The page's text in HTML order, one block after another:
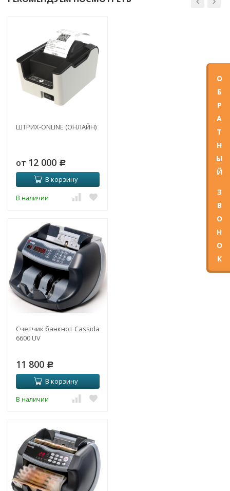
ШТРИХ-ONLINE (ОНЛАЙН)
от 12 000 Р
В корзину
В наличии
Счетчик банкнот Cassida
6600 UV
11 800 Р
В корзину
В наличии
О
Б
Р
А
Т
Н
Ы
Й
З
В
О
Н
О
К